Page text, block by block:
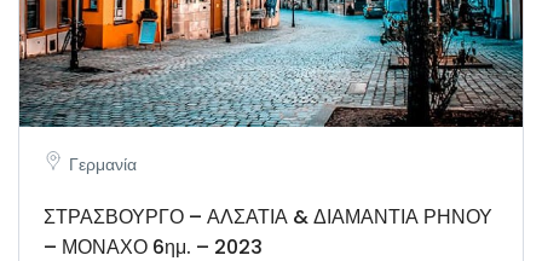
Γερμανία
ΣΤΡΑΣΒΟΥΡΓΟ – ΑΛΣΑΤΙΑ & ΔΙΑΜΑΝΤΙΑ ΡΗΝΟΥ
– ΜΟΝΑΧΟ 6ημ. – 2023